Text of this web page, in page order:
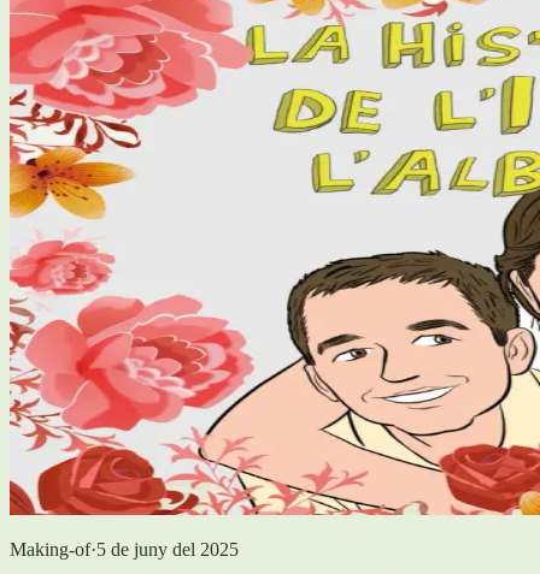
Making-of·5 de juny del 2025